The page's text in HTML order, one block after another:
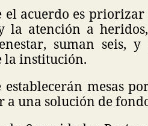
el acuerdo es
la atención a
suman seis, y
la institución.
mesas
una solución de